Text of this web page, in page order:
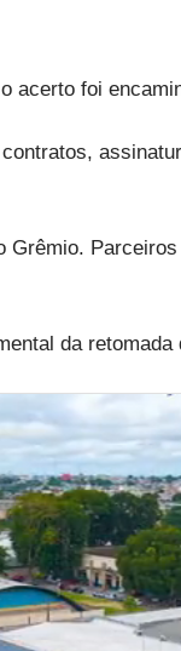
acerto foi
Grêmio.
da